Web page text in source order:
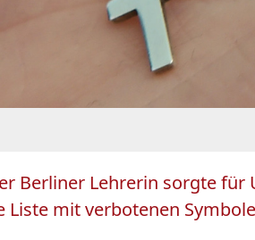
Berliner Lehrerin sorgte
Liste mit verbotenen